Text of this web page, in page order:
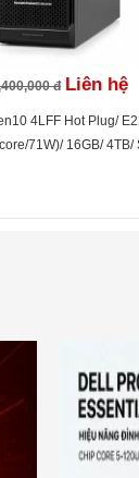
đ Liên hệ
4LFF Hot Plug/
71W)/ 16GB/ 4TB/